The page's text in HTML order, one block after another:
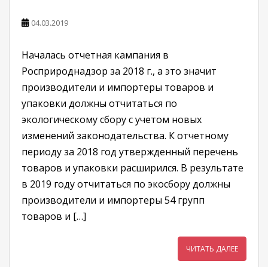
04.03.2019
Началась отчетная кампания в
Росприроднадзор за 2018 г., а это значит
производители и импортеры товаров и
упаковки должны отчитаться по
экологическому сбору с учетом новых
изменений законодательства. К отчетному
периоду за 2018 год утвержденный перечень
товаров и упаковки расширился. В результате
в 2019 году отчитаться по экосбору должны
производители и импортеры 54 групп
товаров и […]
ЧИТАТЬ ДАЛЕЕ